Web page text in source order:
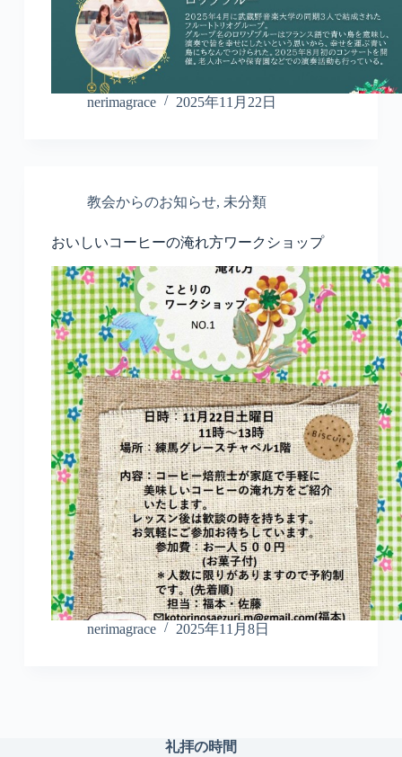
nerimagrace 2025年11月22日
教会からのお知らせ, 未分類
おいしいコーヒーの淹れ方ワークショップ
nerimagrace 2025年11月8日
礼拝の時間